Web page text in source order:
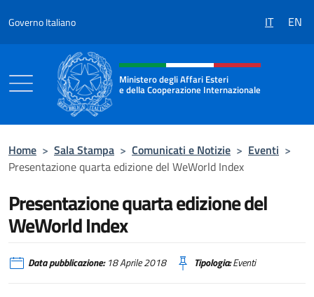
Governo Italiano IT EN
Intestazione sito, social e menù
Ministero degli Affari Esteri
e della Cooperazione Internazionale
Home > Sala Stampa > Comunicati e Notizie > Eventi >
Presentazione quarta edizione del WeWorld Index
Presentazione quarta edizione del
WeWorld Index
Data pubblicazione:18 Aprile 2018 Tipologia:Eventi